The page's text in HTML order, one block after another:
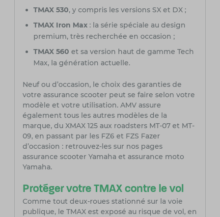
TMAX 530, y compris les versions SX et DX ;
TMAX Iron Max: la série spéciale au design
premium, très recherchée en occasion ;
TMAX 560 et sa version haut de gamme Tech
Max, la génération actuelle.
Neuf ou d’occasion, le choix des garanties de
votre assurance scooterpeut se faire selon votre
modèle et votre utilisation. AMV assure
également tous les autres modèles de la
marque, du XMAX 125aux roadsters MT-07 et MT-
09, en passant par les FZ6 et FZS Fazer
d’occasion : retrouvez-les sur nos pages
assurance scooter Yamaha et assurance moto
Yamaha.
Protéger votre TMAX contre le vol
Comme tout deux-roues stationné sur la voie
publique, le TMAX est exposé au risque de vol, en